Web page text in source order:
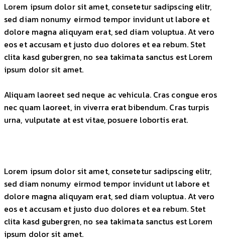
Lorem ipsum dolor sit amet, consetetur sadipscing elitr,
sed diam nonumy eirmod tempor invidunt ut labore et
dolore magna aliquyam erat, sed diam voluptua. At vero
eos et accusam et justo duo dolores et ea rebum. Stet
clita kasd gubergren, no sea takimata sanctus est Lorem
ipsum dolor sit amet.
Aliquam laoreet sed neque ac vehicula. Cras congue eros
nec quam laoreet, in viverra erat bibendum. Cras turpis
urna, vulputate at est vitae, posuere lobortis erat.
Lorem ipsum dolor sit amet, consetetur sadipscing elitr,
sed diam nonumy eirmod tempor invidunt ut labore et
dolore magna aliquyam erat, sed diam voluptua. At vero
eos et accusam et justo duo dolores et ea rebum. Stet
clita kasd gubergren, no sea takimata sanctus est Lorem
ipsum dolor sit amet.